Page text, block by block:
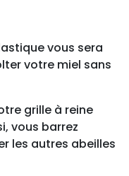
vous sera
votre miel sans
grille à reine
vous barrez
les autres abeilles